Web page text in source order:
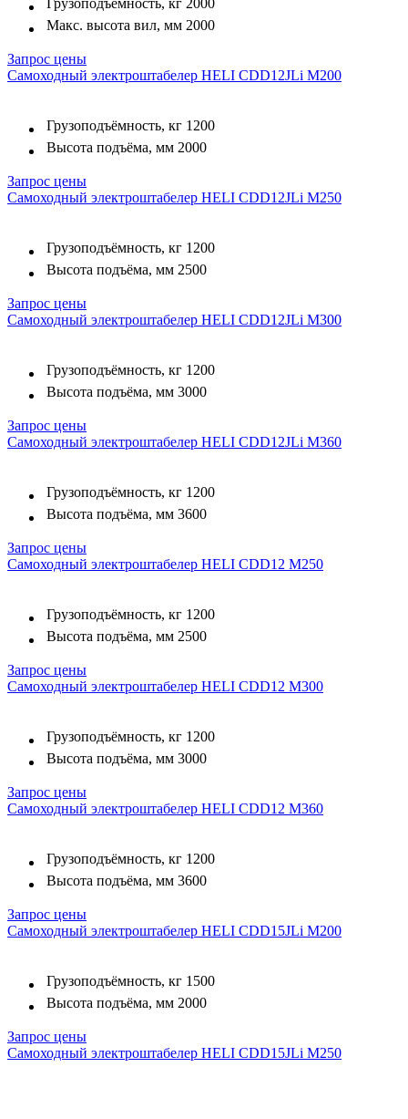
Макс. высота вил, мм 2000
Запрос цены
Самоходный электроштабелер HELI CDD12JLi M200
Грузоподъёмность, кг 1200
Высота подъёма, мм 2000
Запрос цены
Самоходный электроштабелер HELI CDD12JLi M250
Грузоподъёмность, кг 1200
Высота подъёма, мм 2500
Запрос цены
Самоходный электроштабелер HELI CDD12JLi M300
Грузоподъёмность, кг 1200
Высота подъёма, мм 3000
Запрос цены
Самоходный электроштабелер HELI CDD12JLi M360
Грузоподъёмность, кг 1200
Высота подъёма, мм 3600
Запрос цены
Самоходный электроштабелер HELI CDD12 M250
Грузоподъёмность, кг 1200
Высота подъёма, мм 2500
Запрос цены
Самоходный электроштабелер HELI CDD12 M300
Грузоподъёмность, кг 1200
Высота подъёма, мм 3000
Запрос цены
Самоходный электроштабелер HELI CDD12 M360
Грузоподъёмность, кг 1200
Высота подъёма, мм 3600
Запрос цены
Самоходный электроштабелер HELI CDD15JLi M200
Грузоподъёмность, кг 1500
Высота подъёма, мм 2000
Запрос цены
Самоходный электроштабелер HELI CDD15JLi M250